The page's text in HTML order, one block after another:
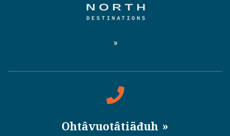
Ohtâvuotâtiäđuh